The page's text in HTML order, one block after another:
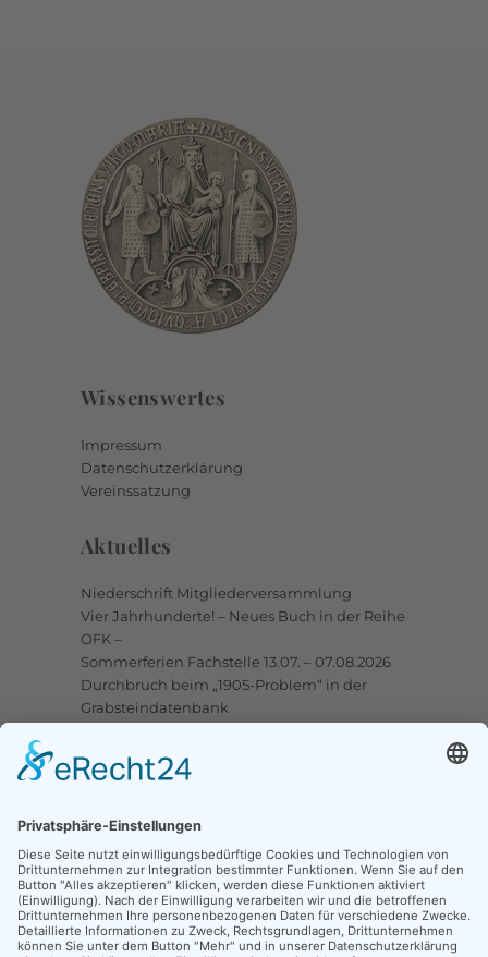
Wissenswertes
Impressum
Datenschutzerklärung
Vereinssatzung
Aktuelles
Niederschrift Mitgliederversammlung
Vier Jahrhunderte! – Neues Buch in der Reihe
OFK –
Sommerferien Fachstelle 13.07. – 07.08.2026
Durchbruch beim „1905-Problem“ in der
Grabsteindatenbank
Facebook
Ortssippenbücher-Online
Grabsteindatenbank
Tote Punkte
Online-Karte OSB/OFB
Traueranzeigen